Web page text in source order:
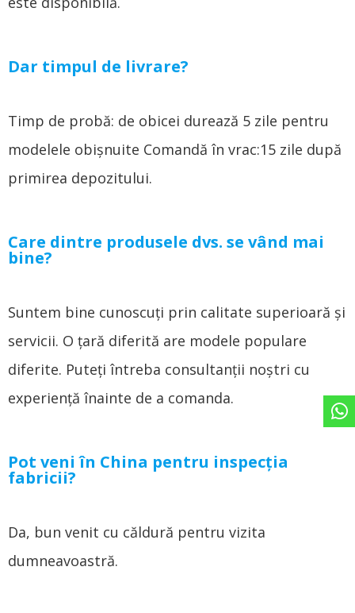
Dar timpul de livrare?
Timp de probă: de obicei durează 5 zile pentru
modelele obișnuite Comandă în vrac:15 zile după
primirea depozitului.
Care dintre produsele dvs. se vând mai
bine?
Suntem bine cunoscuți prin calitate superioară și
servicii. O țară diferită are modele populare
diferite. Puteți întreba consultanții noștri cu
experiență înainte de a comanda.
Pot veni în China pentru inspecția
fabricii?
Da, bun venit cu căldură pentru vizita
dumneavoastră.